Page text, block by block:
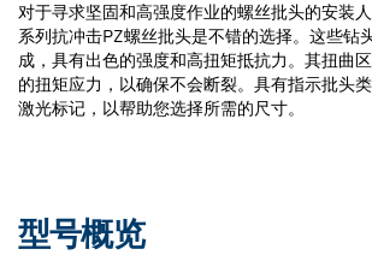
对于寻求坚固和高强度作业的螺丝批头的安装
系列抗冲击PZ螺丝批头是不错的选择。这些钻
成，具有出色的强度和高扭矩抵抗力。其扭曲
的扭矩应力，以确保不会断裂。具有指示批头
激光标记，以帮助您选择所需的尺寸。
型号概览